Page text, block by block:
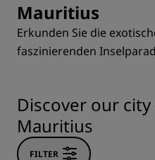
Mauritius
Erkunden Sie die
faszinierenden
Discover our
Mauritius
FILTER